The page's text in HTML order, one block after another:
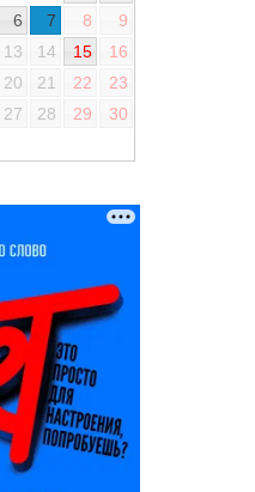
6 7 8
9
13 14 15
16
20 21 22
23
27 28 29
30